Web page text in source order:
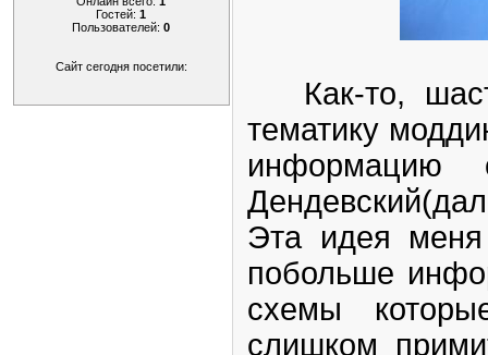
Гостей:1
Пользователей:0
Сайт сегодня посетили:
Как-то,
тематику
информацию
Эта идея
побольше
схемы
слишком